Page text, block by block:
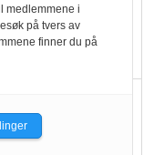
i butikken
milliard i
medlemmene i
på tvers av
finner du på